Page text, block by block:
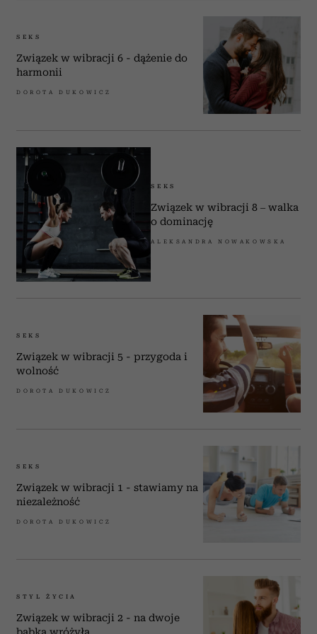
SEKS
Związek w wibracji 6 - dążenie do
harmonii
DOROTA DUKOWICZ
SEKS
Związek w wibracji 8 – walka
o dominację
ALEKSANDRA NOWAKOWSKA
SEKS
Związek w wibracji 5 - przygoda i
wolność
DOROTA DUKOWICZ
SEKS
Związek w wibracji 1 - stawiamy na
niezależność
DOROTA DUKOWICZ
STYL ŻYCIA
Związek w wibracji 2 - na dwoje